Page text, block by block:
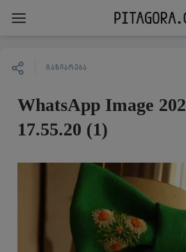
ᲒᲐᲖᲘᲐᲠᲔᲑᲐ
WhatsApp Image
17.55.20 (1)